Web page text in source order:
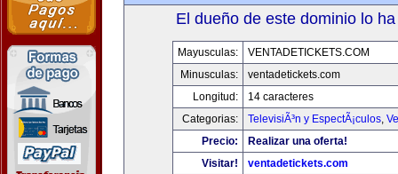
El dueño de este dominio lo
Mayusculas:
VENTADETICKETS.COM
Minusculas:
ventadetickets.com
Longitud:
14 caracteres
Categorias:
TelevisiÃ³n y EspectÃ¡culos,
Precio:
Realizar una oferta!
Visitar!
ventadetickets.com